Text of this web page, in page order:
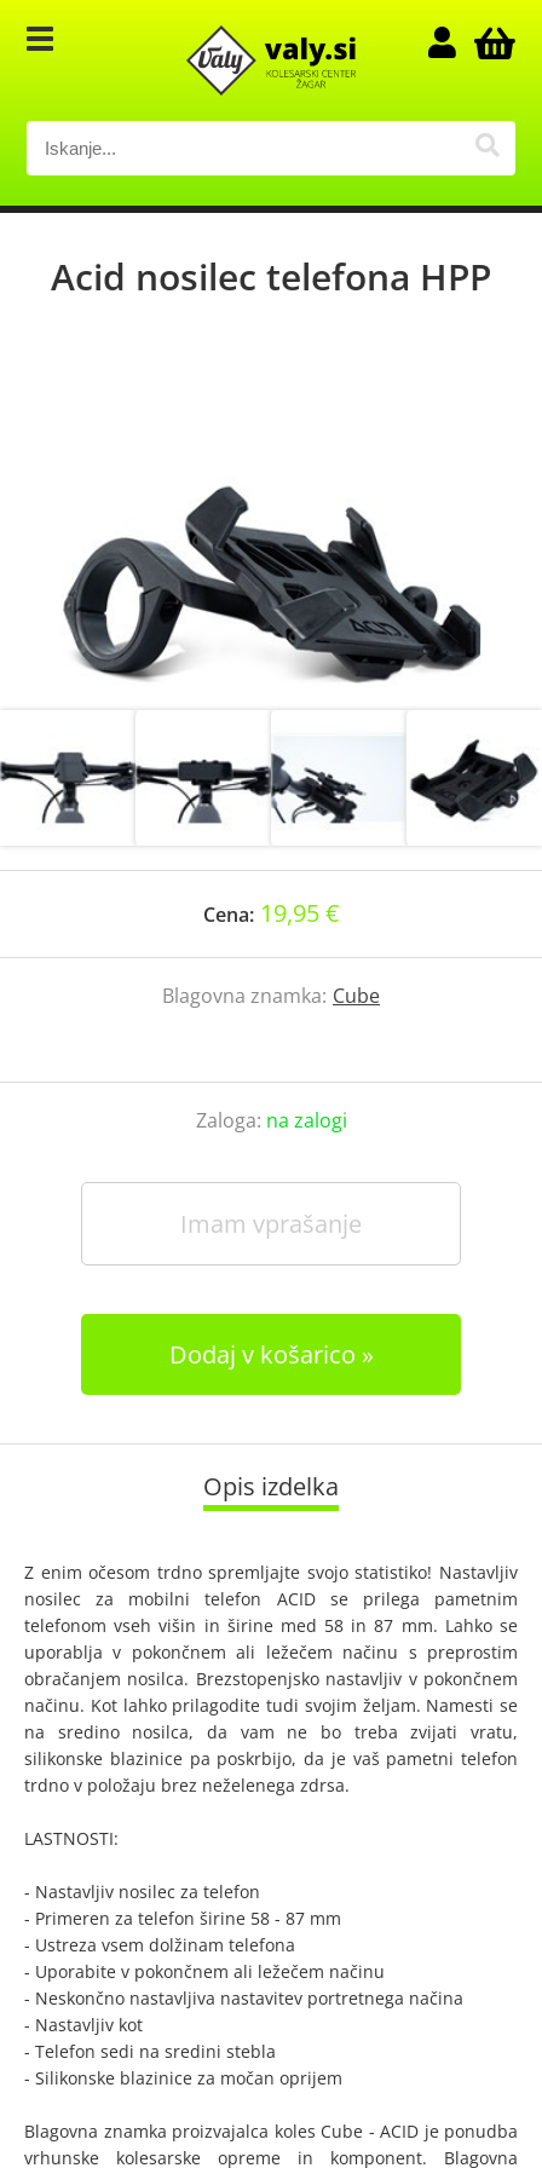
Acid nosilec telefona HPP
Cena: 19,95 €
Blagovna znamka: Cube
Zaloga: na zalogi
Imam vprašanje
Dodaj v košarico
Opis izdelka
Z enim očesom trdno spremljajte svojo statistiko! Nastavljiv
nosilec za mobilni telefon ACID se prilega pametnim
telefonom vseh višin in širine med 58 in 87 mm. Lahko se
uporablja v pokončnem ali ležečem načinu s preprostim
obračanjem nosilca. Brezstopenjsko nastavljiv v pokončnem
načinu. Kot lahko prilagodite tudi svojim željam. Namesti se
na sredino nosilca, da vam ne bo treba zvijati vratu,
silikonske blazinice pa poskrbijo, da je vaš pametni telefon
trdno v položaju brez neželenega zdrsa.
LASTNOSTI:
- Nastavljiv nosilec za telefon
- Primeren za telefon širine 58 - 87 mm
- Ustreza vsem dolžinam telefona
- Uporabite v pokončnem ali ležečem načinu
- Neskončno nastavljiva nastavitev portretnega načina
- Nastavljiv kot
- Telefon sedi na sredini stebla
- Silikonske blazinice za močan oprijem
Blagovna znamka proizvajalca koles Cube - ACID je ponudba
vrhunske kolesarske opreme in komponent. Blagovna